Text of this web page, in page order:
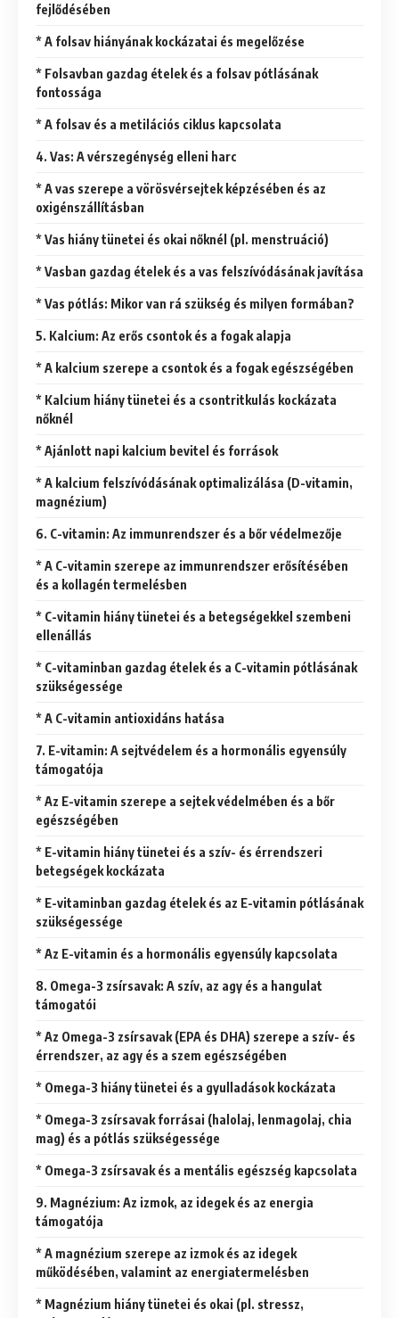
fejlődésében
* A folsav hiányának kockázatai és megelőzése
* Folsavban gazdag ételek és a folsav pótlásának
fontossága
* A folsav és a metilációs ciklus kapcsolata
4. Vas: A vérszegénység elleni harc
* A vas szerepe a vörösvérsejtek képzésében és az
oxigénszállításban
* Vas hiány tünetei és okai nőknél (pl. menstruáció)
* Vasban gazdag ételek és a vas felszívódásának javítása
* Vas pótlás: Mikor van rá szükség és milyen formában?
5. Kalcium: Az erős csontok és a fogak alapja
* A kalcium szerepe a csontok és a fogak egészségében
* Kalcium hiány tünetei és a csontritkulás kockázata
nőknél
* Ajánlott napi kalcium bevitel és források
* A kalcium felszívódásának optimalizálása (D-vitamin,
magnézium)
6. C-vitamin: Az immunrendszer és a bőr védelmezője
* A C-vitamin szerepe az immunrendszer erősítésében
és a kollagén termelésben
* C-vitamin hiány tünetei és a betegségekkel szembeni
ellenállás
* C-vitaminban gazdag ételek és a C-vitamin pótlásának
szükségessége
* A C-vitamin antioxidáns hatása
7. E-vitamin: A sejtvédelem és a hormonális egyensúly
támogatója
* Az E-vitamin szerepe a sejtek védelmében és a bőr
egészségében
* E-vitamin hiány tünetei és a szív- és érrendszeri
betegségek kockázata
* E-vitaminban gazdag ételek és az E-vitamin pótlásának
szükségessége
* Az E-vitamin és a hormonális egyensúly kapcsolata
8. Omega-3 zsírsavak: A szív, az agy és a hangulat
támogatói
* Az Omega-3 zsírsavak (EPA és DHA) szerepe a szív- és
érrendszer, az agy és a szem egészségében
* Omega-3 hiány tünetei és a gyulladások kockázata
* Omega-3 zsírsavak forrásai (halolaj, lenmagolaj, chia
mag) és a pótlás szükségessége
* Omega-3 zsírsavak és a mentális egészség kapcsolata
9. Magnézium: Az izmok, az idegek és az energia
támogatója
* A magnézium szerepe az izmok és az idegek
működésében, valamint az energiatermelésben
* Magnézium hiány tünetei és okai (pl. stressz,